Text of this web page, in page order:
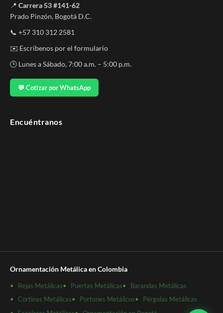
📍 Carrera 53 #141-62
Prado Pinzón, Bogotá D.C.
📞 +57 310 312 2581
✉️ Escríbenos por el formulario
🕒 Lunes a Sábado, 7:00 a.m. – 5:00 p.m.
💬 Cotizar por WhatsApp
Encuéntranos
Ornamentación Metálica en Colombia
Rejas Metálicas Puertas Metálicas
Barandas Metálicas
Cortinas Metálicas
Portones Metálicos
Pérgolas Metálicas